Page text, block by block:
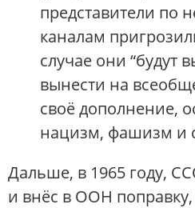
представители по
каналам
случае они “будут
вынести на
своё дополнение,
нацизм, фашизм и
Дальше, в 1965 году,
и внёс в ООН